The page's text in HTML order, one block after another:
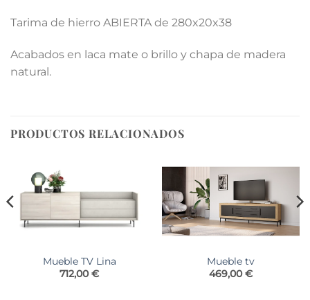
Tarima de hierro ABIERTA de 280x20x38
Acabados en laca mate o brillo y chapa de madera
natural.
PRODUCTOS RELACIONADOS
Mueble TV Lina
712,00€
Mueble tv
469,00€